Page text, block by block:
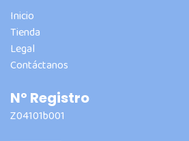
Inicio
Tienda
Legal
Contáctanos
Nº Registro
Z04101b001